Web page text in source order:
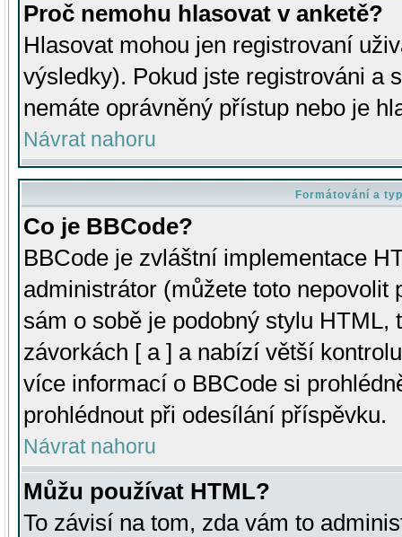
Proč nemohu hlasovat v anketě?
Hlasovat mohou jen registrovaní
výsledky). Pokud jste registrováni a
nemáte oprávněný přístup nebo je
Návrat nahoru
Formátování a
Co je BBCode?
BBCode je zvláštní implementace
administrátor (můžete toto
sám o sobě je podobný stylu HTML,
závorkách [ a ] a nabízí větší
více informací o BBCode si
prohlédnout při odesílání příspěvku.
Návrat nahoru
Můžu používat HTML?
To závisí na tom, zda vám to